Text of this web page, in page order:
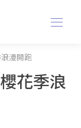
漫開跑
花季浪